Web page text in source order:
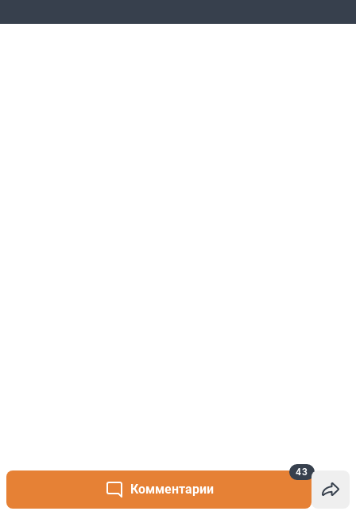
Комментарии
43